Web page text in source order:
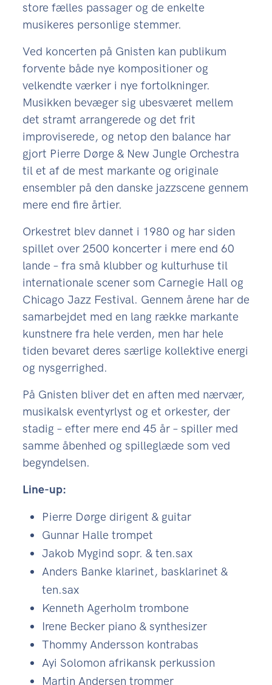
store fælles passager og de enkelte
musikeres personlige stemmer.
Ved koncerten på Gnisten kan publikum
forvente både nye kompositioner og
velkendte værker i nye fortolkninger.
Musikken bevæger sig ubesværet mellem
det stramt arrangerede og det frit
improviserede, og netop den balance har
gjort Pierre Dørge & New Jungle Orchestra
til et af de mest markante og originale
ensembler på den danske jazzscene gennem
mere end fire årtier.
Orkestret blev dannet i 1980 og har siden
spillet over 2500 koncerter i mere end 60
lande – fra små klubber og kulturhuse til
internationale scener som Carnegie Hall og
Chicago Jazz Festival. Gennem årene har de
samarbejdet med en lang række markante
kunstnere fra hele verden, men har hele
tiden bevaret deres særlige kollektive energi
og nysgerrighed.
På Gnisten bliver det en aften med nærvær,
musikalsk eventyrlyst og et orkester, der
stadig – efter mere end 45 år – spiller med
samme åbenhed og spilleglæde som ved
begyndelsen.
Line-up:
Pierre Dørge dirigent & guitar
Gunnar Halle trompet
Jakob Mygind sopr. & ten.sax
Anders Banke klarinet, basklarinet &
ten.sax
Kenneth Agerholm trombone
Irene Becker piano & synthesizer
Thommy Andersson kontrabas
Ayi Solomon afrikansk perkussion
Martin Andersen trommer